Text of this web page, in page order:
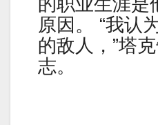
的职业生涯是
原因。 “我认
的敌人，”塔
志。